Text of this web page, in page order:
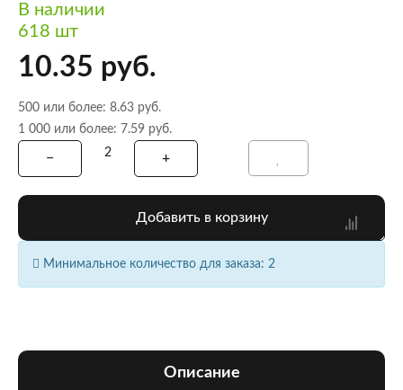
В наличии
618 шт
10.35 руб.
500 или более: 8.63 руб.
1 000 или более: 7.59 руб.
Добавить в корзину
Минимальное количество для заказа: 2
Описание